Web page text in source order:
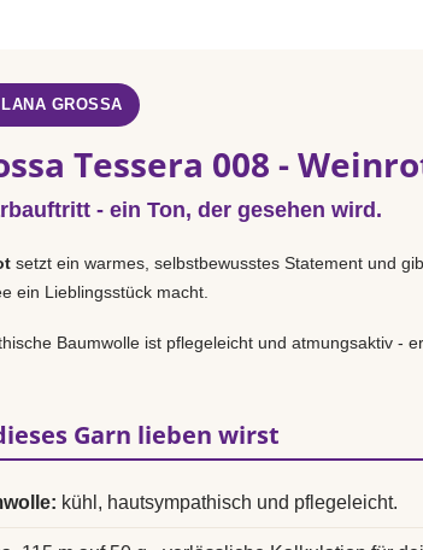
GROSSA
Tessera 008 -
- ein Ton, der gesehen wird.
setzt ein warmes, selbstbewusstes Statement und
ein Lieblingsstück macht.
Baumwolle ist pflegeleicht und atmungsaktiv -
Garn lieben wirst
kühl, hautsympathisch und pflegeleicht.